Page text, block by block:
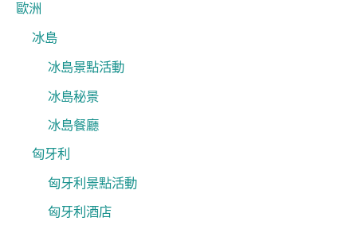
歐洲
冰島
冰島景點活動
冰島秘景
冰島餐廳
匈牙利
匈牙利景點活動
匈牙利酒店